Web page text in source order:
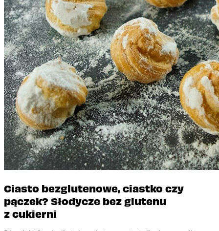
Ciasto bezglutenowe, ciastko czy
pączek? Słodycze bez glutenu
z cukierni